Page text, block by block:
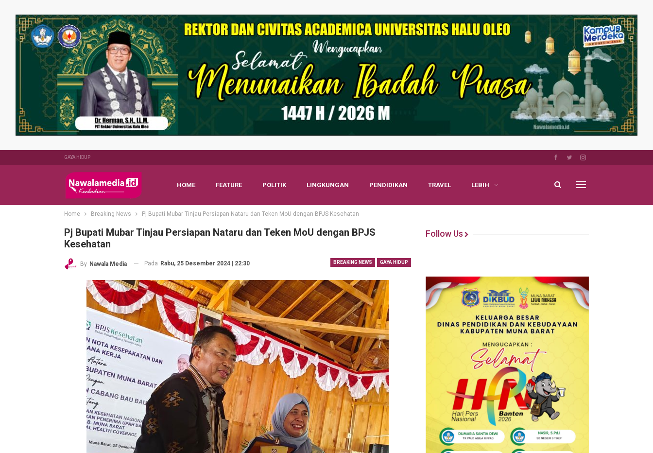
GAYA HIDUP
HOME FEATURE POLITIK LINGKUNGAN PENDIDIKAN TRAVEL LEBIH
Home Breaking News Pj Bupati Mubar Tinjau Persiapan Nataru dan Teken MoU dengan BPJS Kesehatan
Pj Bupati Mubar Tinjau Persiapan Nataru dan Teken MoU dengan BPJS
Kesehatan
BREAKING NEWS GAYA HIDUP
By Nawala Media Pada Rabu, 25 Desember 2024 | 22:30
Follow Us